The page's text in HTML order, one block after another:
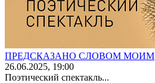
ПРЕДСКАЗАНО СЛОВОМ МОИМ
26.06.2025, 19:00
Поэтический спектакль...